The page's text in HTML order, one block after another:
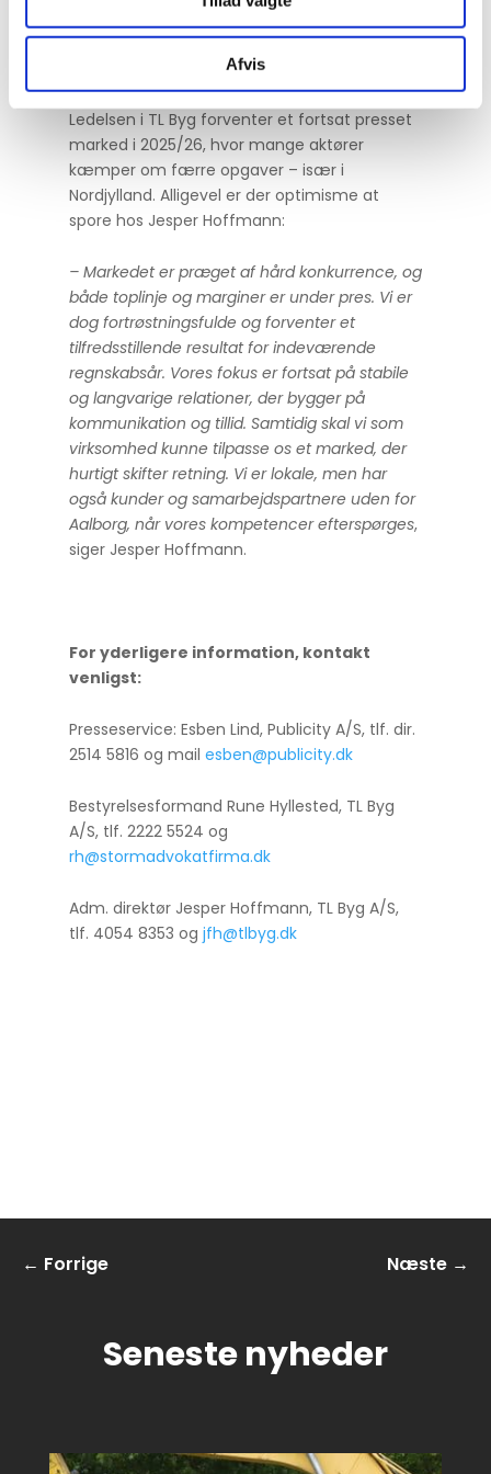
Afvis
Kommune.
Optimisme trods udfordret marked
Ledelsen i TL Byg forventer et fortsat presset
marked i 2025/26, hvor mange aktører
kæmper om færre opgaver – især i
Nordjylland. Alligevel er der optimisme at
spore hos Jesper Hoffmann:
– Markedet er præget af hård konkurrence, og
både toplinje og marginer er under pres. Vi er
dog fortrøstningsfulde og forventer et
tilfredsstillende resultat for indeværende
regnskabsår. Vores fokus er fortsat på stabile
og langvarige relationer, der bygger på
kommunikation og tillid. Samtidig skal vi som
virksomhed kunne tilpasse os et marked, der
hurtigt skifter retning. Vi er lokale, men har
også kunder og samarbejdspartnere uden for
Aalborg, når vores kompetencer efterspørges,
siger Jesper Hoffmann.
For yderligere information, kontakt
venligst:
Presseservice: Esben Lind, Publicity A/S, tlf. dir.
2514 5816 og mail esben@publicity.dk
Bestyrelsesformand Rune Hyllested, TL Byg
A/S, tlf. 2222 5524 og
rh@stormadvokatfirma.dk
Adm. direktør Jesper Hoffmann, TL Byg A/S,
tlf. 4054 8353 og jfh@tlbyg.dk
← Forrige Næste →
Seneste nyheder